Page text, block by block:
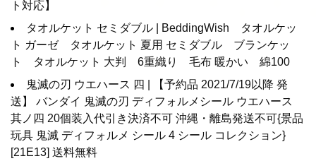
ト対応】
タオルケット セミダブル | BeddingWish タオルケッ
ト ガーゼ タオルケット 夏用 セミダブル ブランケッ
ト タオルケット 大判 6重織り 毛布 暖かい 綿100
鬼滅の刃 ウエハース 四 | 【予約品 2021/7/19以降 発
送】 バンダイ 鬼滅の刃 ディフォルメシール ウエハース
其ノ四 20個装入代引き決済不可 沖縄・離島発送不可{景品
玩具 鬼滅 ディフォルメ シール 4 シール コレクション}
[21E13] 送料無料